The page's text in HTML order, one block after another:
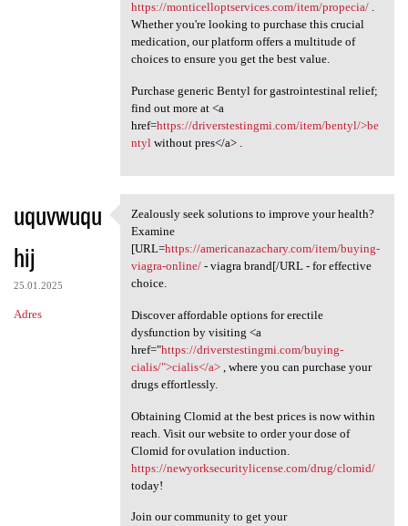
https://monticelloptservices.com/item/propecia/.
Whether you're looking to purchase this crucial
medication, our platform offers a multitude of
choices to ensure you get the best value.
Purchase generic Bentyl for gastrointestinal relief;
find out more at <a
href=https://driverstestingmi.com/item/bentyl/>be
ntyl without pres</a> .
uquvwuqu
hij
25.01.2025
Adres
Zealously seek solutions to
Zealously seek solutions to improve your health?
Examine
[URL=https://americanazachary.com/item/buying-
viagra-online/- viagra brand[/URL - for effective
choice.
Discover affordable options for erectile
dysfunction by visiting <a
href="https://driverstestingmi.com/buying-
cialis/">cialis</a>, where you can purchase your
drugs effortlessly.
Obtaining Clomid at the best prices is now within
reach. Visit our website to order your dose of
Clomid for ovulation induction.
https://newyorksecuritylicense.com/drug/clomid/
today!
Join our community to get your